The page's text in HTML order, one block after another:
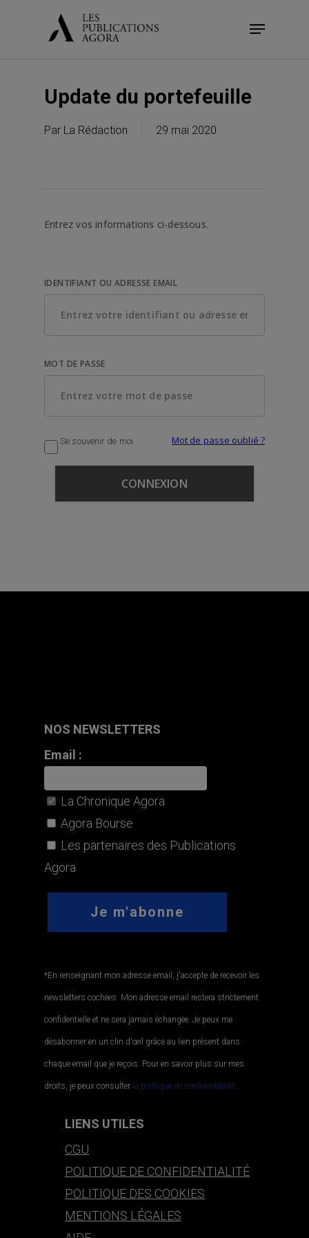
Menu
Update du portefeuille
Par La Rédaction 29 mai 2020
Entrez vos informations ci-dessous.
IDENTIFIANT OU ADRESSE EMAIL
MOT DE PASSE
Se souvenir de moi Mot de passe oublié ?
NOS NEWSLETTERS
Email :
La Chronique Agora
Agora Bourse
Les partenaires des Publications
Agora
*En renseignant mon adresse email, j'accepte de recevoir les
newsletters cochées. Mon adresse email restera strictement
confidentielle et ne sera jamais échangée. Je peux me
désabonner en un clin d'œil grâce au lien présent dans
chaque email que je reçois. Pour en savoir plus sur mes
droits, je peux consulter la politique de confidentialité..
LIENS UTILES
CGU
POLITIQUE DE CONFIDENTIALITÉ
POLITIQUE DES COOKIES
MENTIONS LÉGALES